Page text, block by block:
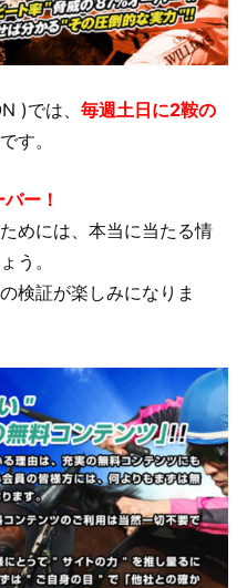
)では、 毎週土日に2鞍の
す。
ー！
めには、本当に当たる情
う。
検証が楽しみになりま